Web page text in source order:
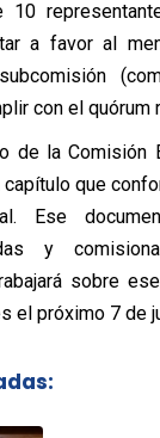
10
a favor al
con el quórum
de la Comisión
que
Ese
y
sobre
el próximo 7 de